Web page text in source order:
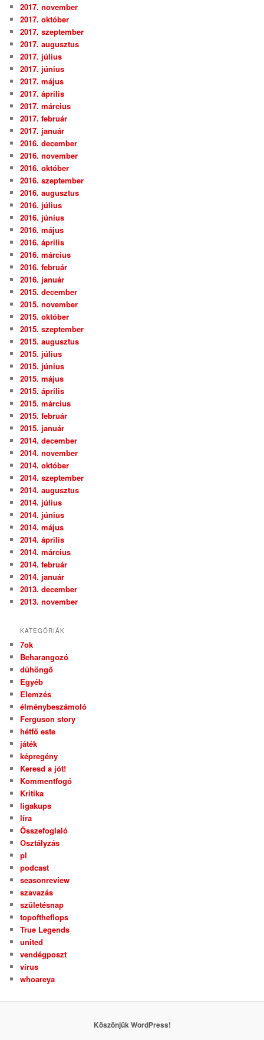
2017. november
2017. október
2017. szeptember
2017. augusztus
2017. július
2017. június
2017. május
2017. április
2017. március
2017. február
2017. január
2016. december
2016. november
2016. október
2016. szeptember
2016. augusztus
2016. július
2016. június
2016. május
2016. április
2016. március
2016. február
2016. január
2015. december
2015. november
2015. október
2015. szeptember
2015. augusztus
2015. július
2015. június
2015. május
2015. április
2015. március
2015. február
2015. január
2014. december
2014. november
2014. október
2014. szeptember
2014. augusztus
2014. július
2014. június
2014. május
2014. április
2014. március
2014. február
2014. január
2013. december
2013. november
KATEGÓRIÁK
7ok
Beharangozó
dühöngő
Egyéb
Elemzés
élménybeszámoló
Ferguson story
hétfő este
játék
képregény
Keresd a jót!
Kommentfogó
Kritika
ligakups
líra
Összefoglaló
Osztályzás
pl
podcast
seasonreview
szavazás
születésnap
topoftheflops
True Legends
united
vendégposzt
vírus
whoareya
Köszönjük WordPress!